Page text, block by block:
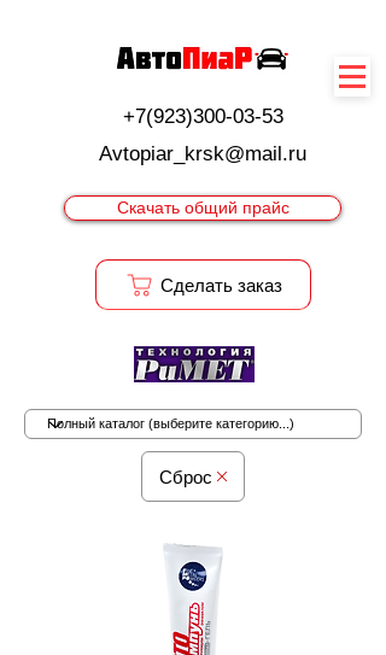
+7(923)300-03-53
Avtopiar_krsk@mail.ru
Скачать общий прайс
Cделать заказ
Сброс